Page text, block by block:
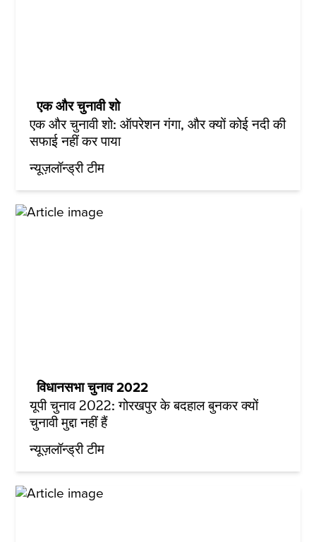
एक और चुनावी शो
एक और चुनावी शो: ऑपरेशन गंगा, और क्यों कोई नदी की
सफाई नहीं कर पाया
न्यूज़लॉन्ड्री टीम
विधानसभा चुनाव 2022
यूपी चुनाव 2022: गोरखपुर के बदहाल बुनकर क्यों
चुनावी मुद्दा नहीं हैं
न्यूज़लॉन्ड्री टीम